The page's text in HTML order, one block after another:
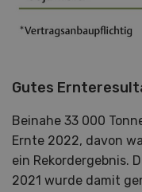
Gutes
Beinahe 33 000
Ernte 2022, davon
ein Rekordergebnis.
2021 wurde damit